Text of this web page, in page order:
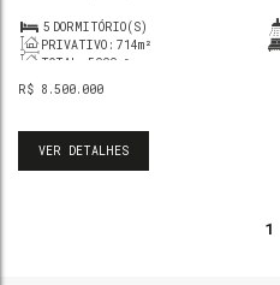
R$ 8.500.000
5 DORMITÓRIO(S)
PRIVATIVO: 714m²
TOTAL:
5000m²
VER DETALHES
1